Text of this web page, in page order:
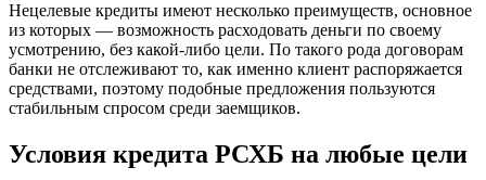
Нецелевые кредиты имеют несколько преимуществ, основное
из которых — возможность расходовать деньги по своему
усмотрению, без какой-либо цели. По такого рода договорам
банки не отслеживают то, как именно клиент распоряжается
средствами, поэтому подобные предложения пользуются
стабильным спросом среди заемщиков.
Условия кредита РСХБ на любые цели